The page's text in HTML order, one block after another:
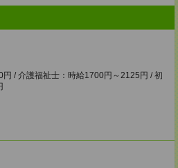
/ 介護福祉士：時給1700円～2125円 / 初